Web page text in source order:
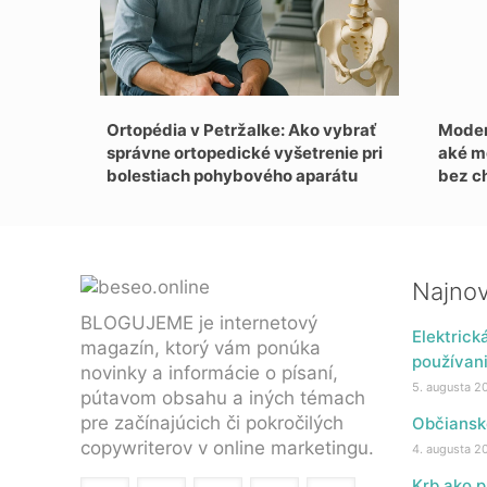
Ortopédia v Petržalke: Ako vybrať
správne ortopedické vyšetrenie pri
bolestiach pohybového aparátu
aké
bez
BLOGUJEME je internetový
magazín, ktorý vám ponúka
novinky a informácie o písaní,
pútavom obsahu a iných témach
pre začínajúcich či pokročilých
copywriterov v online marketingu.
5. augusta
4. augusta